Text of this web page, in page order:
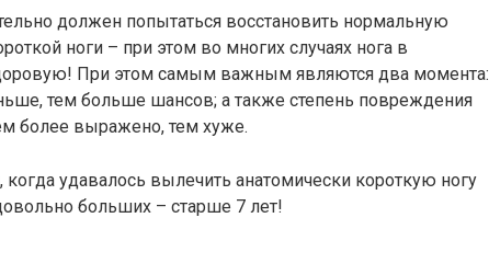
должен попытаться восстановить нормальную
ноги – при этом во многих случаях нога в
При этом самым важным являются два момента:
тем больше шансов; а также степень повреждения
более выражено, тем хуже.
удавалось вылечить анатомически короткую ногу
больших – старше 7 лет!